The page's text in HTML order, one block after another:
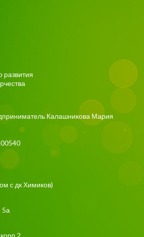
развития
Калашникова Мария
с дк Химиков)
5а